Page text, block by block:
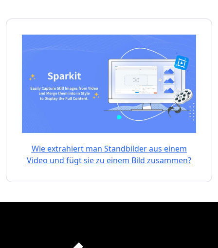
Wie extrahiert man Standbilder aus einem
Video und fügt sie zu einem Bild zusammen?